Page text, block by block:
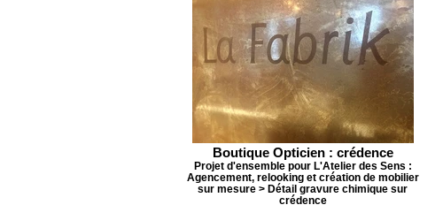
Boutique Opticien : crédence
Projet d'ensemble pour L'Atelier des Sens :
Agencement, relooking et création de mobilier
sur mesure > Détail gravure chimique sur
crédence